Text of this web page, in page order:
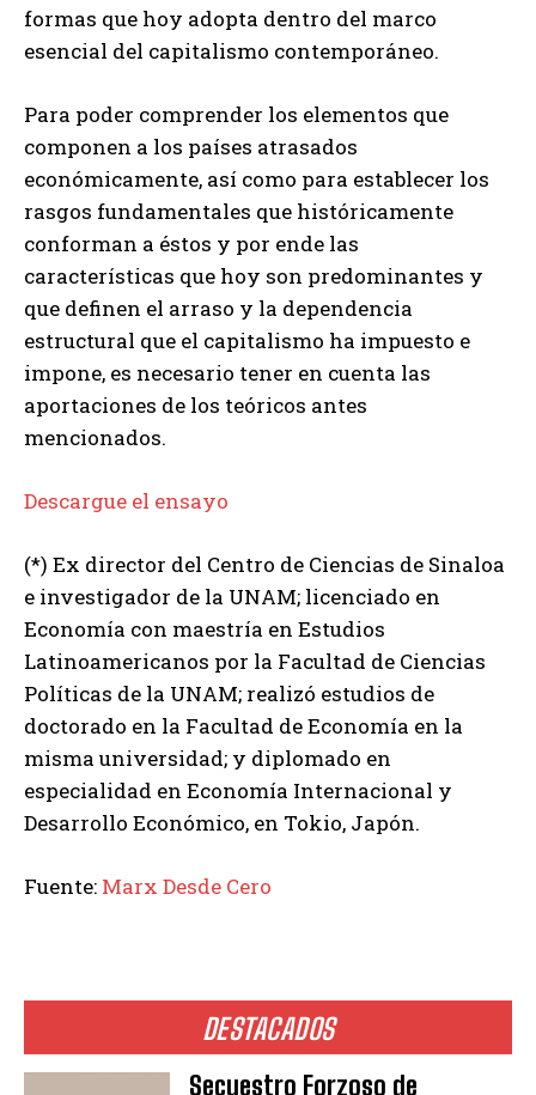
DESTACADOS
Secuestro Forzoso de
formas que hoy adopta dentro del marco
esencial del capitalismo contemporáneo.
Para poder comprender los elementos que
componen a los países atrasados
económicamente, así como para establecer los
rasgos fundamentales que históricamente
conforman a éstos y por ende las
características que hoy son predominantes y
que definen el arraso y la dependencia
estructural que el capitalismo ha impuesto e
impone, es necesario tener en cuenta las
aportaciones de los teóricos antes
mencionados.
Descargue el ensayo
(*) Ex director del Centro de Ciencias de Sinaloa
e investigador de la UNAM; licenciado en
Economía con maestría en Estudios
Latinoamericanos por la Facultad de Ciencias
Políticas de la UNAM; realizó estudios de
doctorado en la Facultad de Economía en la
misma universidad; y diplomado en
especialidad en Economía Internacional y
Desarrollo Económico, en Tokio, Japón.
Fuente: Marx Desde Cero